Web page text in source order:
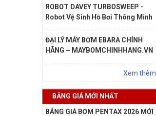
ROBOT DAVEY TURBOSWEEP -
Robot Vệ Sinh Hồ Bơi Thông Minh
ĐẠI LÝ MÁY BƠM EBARA CHÍNH
HÃNG – MAYBOMCHINHHANG.VN
Xem thêm
BẢNG GIÁ MỚI NHẤT
BẢNG GIÁ BƠM PENTAX 2026 MỚI